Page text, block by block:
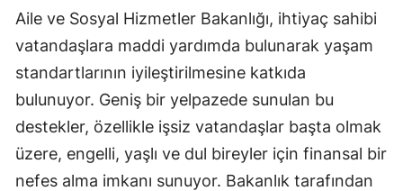
Eskişehir
Giresun
Gümüşhane
Hakkari
Aile ve Sosyal Hizmetler Bakanlığı, ihtiyaç sahibi
vatandaşlara maddi yardımda bulunarak yaşam
standartlarının iyileştirilmesine katkıda
bulunuyor. Geniş bir yelpazede sunulan bu
destekler, özellikle işsiz vatandaşlar başta olmak
üzere, engelli, yaşlı ve dul bireyler için finansal bir
nefes alma imkanı sunuyor. Bakanlık tarafından